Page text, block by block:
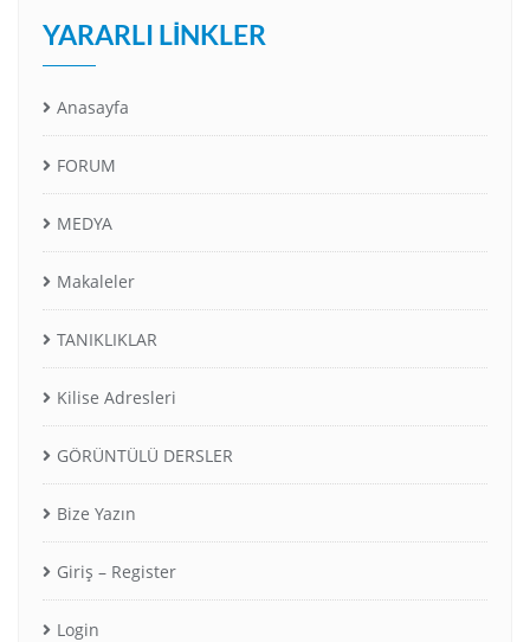
YARARLI LINKLER
Anasayfa
FORUM
MEDYA
Makaleler
TANIKLIKLAR
Kilise Adresleri
GÖRÜNTÜLÜ DERSLER
Bize Yazın
Giriş – Register
Login